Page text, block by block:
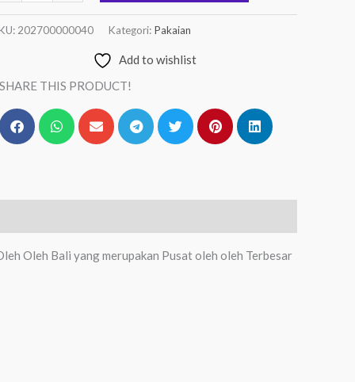
202700000040 Kategori: Pakaian
Add to wishlist
SHARE THIS PRODUCT!
Oleh Bali yang merupakan Pusat oleh oleh Terbesar